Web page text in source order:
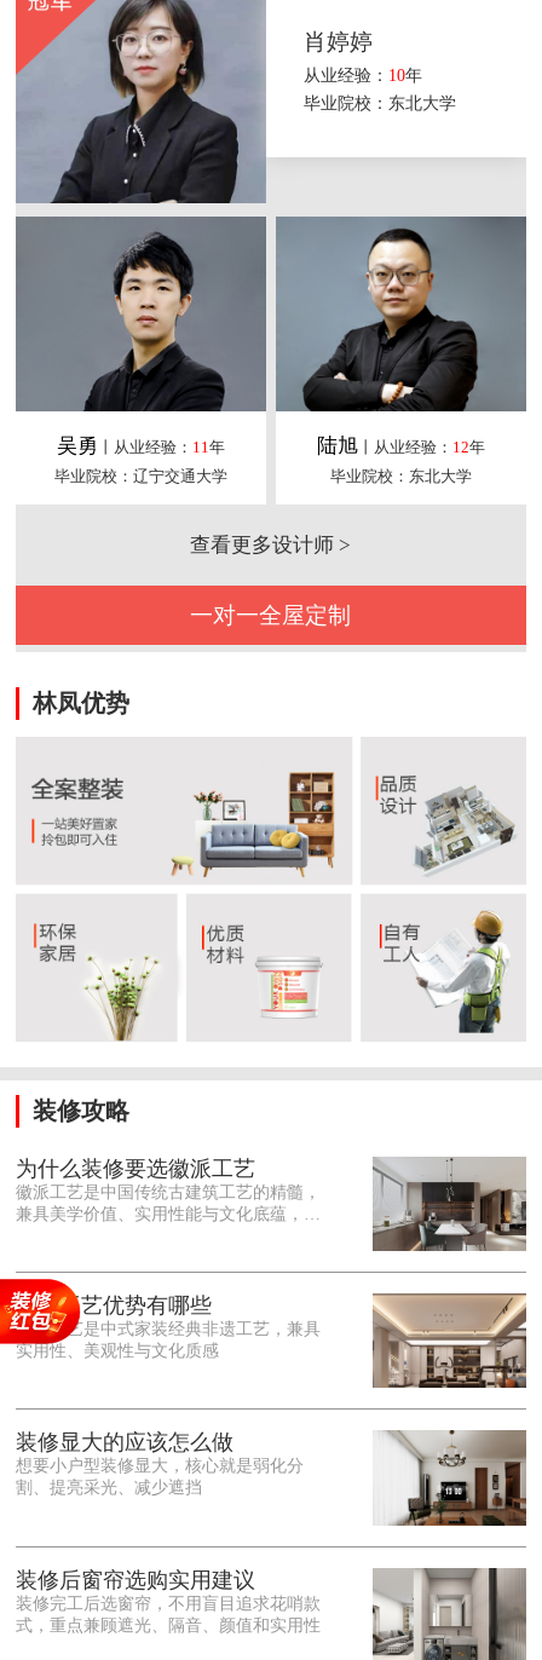
肖婷婷
从业经验： 10年
毕业院校：东北大学
吴勇 丨从业经验： 11年
毕业院校：辽宁交通大学
陆旭丨从业经验： 12年
毕业院校：东北大学
查看更多设计师 >
一对一全屋定制
林凤优势
装修攻略
为什么装修要选徽派工艺
徽派工艺是中国传统古建筑工艺的精髓，
兼具美学价值、实用性能与文化底蕴，优
雕细琢的砖、木、石雕为特色，线条古朴
大气，意境悠远，自带东方中式雅致韵
味，耐看且不易过时。<o:p></o:p> 在工
艺品质上，徽派工艺遵循古法匠心工序，
保耐用，抗风化、耐腐蚀，使用
徽派工艺优势有哪些
徽派工艺是中式家装经典非遗工艺，兼具
实用性、美观性与文化质感
装修显大的应该怎么做
想要小户型装修显大，核心就是弱化分
割、提亮采光、减少遮挡
装修后窗帘选购实用建议
装修完工后选窗帘，不用盲目追求花哨款
式，重点兼顾遮光、隔音、颜值和实用性